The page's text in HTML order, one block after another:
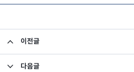
이전글
다음글